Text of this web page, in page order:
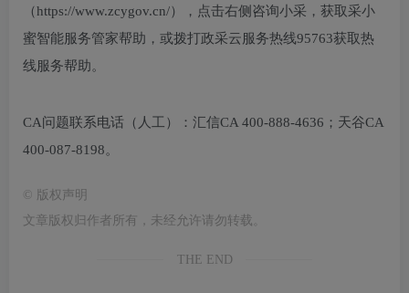
（https://www.zcygov.cn/），点击右侧咨询小采，获取采小
蜜智能服务管家帮助，或拨打政采云服务热线95763获取热
线服务帮助。
CA问题联系电话（人工）：汇信CA 400-888-4636；天谷CA
400-087-8198。
©
版权声明
文章版权归作者所有，未经允许请勿转载。
THE END